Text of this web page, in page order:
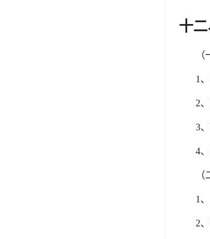
十
1
2
3
4
1
2